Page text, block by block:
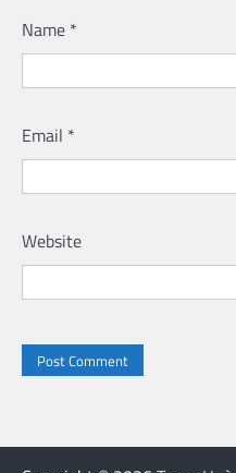
Name *
Email *
Website